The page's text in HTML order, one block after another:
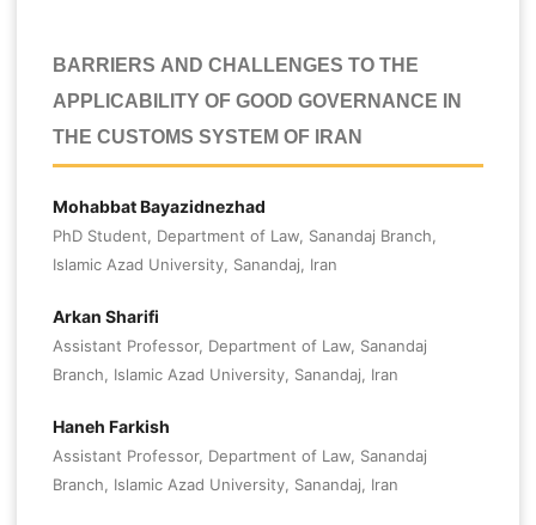
BARRIERS AND CHALLENGES TO THE
APPLICABILITY OF GOOD GOVERNANCE IN
THE CUSTOMS SYSTEM OF IRAN
Mohabbat Bayazidnezhad
PhD Student, Department of Law, Sanandaj Branch,
Islamic Azad University, Sanandaj, Iran
Arkan Sharifi
Assistant Professor, Department of Law, Sanandaj
Branch, Islamic Azad University, Sanandaj, Iran
Haneh Farkish
Assistant Professor, Department of Law, Sanandaj
Branch, Islamic Azad University, Sanandaj, Iran